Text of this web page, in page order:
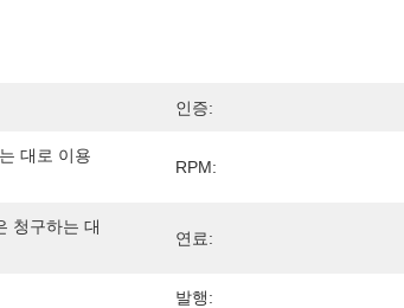
인증:
대로 이용
RPM:
청구하는 대
연료:
발행: